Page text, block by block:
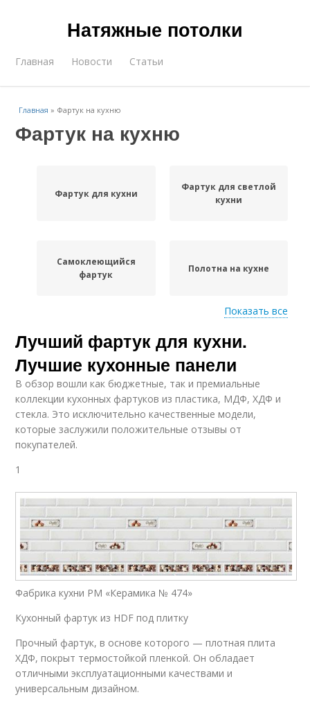
Натяжные потолки
Главная Новости Статьи
Главная » Фартук на кухню
Фартук на кухню
Фартук для кухни
Фартук для светлой
кухни
Самоклеющийся
фартук
Полотна на кухне
Кухонный фартук Белый фартук
Материалы для
Фартуки для кухни
кухонному фартуку
Модные фартуки
Фартук на кухне Кухни на даче
Съемный фартук Идеальный фартук
Показать все
Лучший фартук для кухни.
Лучшие кухонные панели
В обзор вошли как бюджетные, так и премиальные
коллекции кухонных фартуков из пластика, МДФ, ХДФ и
стекла. Это исключительно качественные модели,
которые заслужили положительные отзывы от
покупателей.
1
Фабрика кухни РМ «Керамика № 474»
Кухонный фартук из HDF под плитку
Прочный фартук, в основе которого — плотная плита
ХДФ, покрыт термостойкой пленкой. Он обладает
отличными эксплуатационными качествами и
универсальным дизайном.